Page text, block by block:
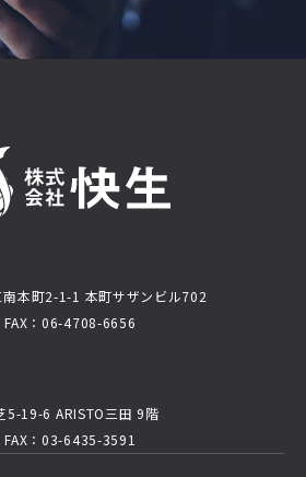
本町2-1-1 本町サザンビル702
：06-4708-6656
5-19-6 ARISTO三田 9階
：03-6435-3591